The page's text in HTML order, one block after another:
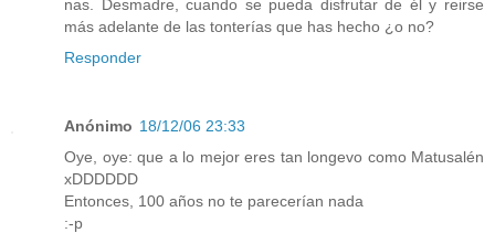
nas. Desmadre, cuando se pueda disfrutar de él y reirse
más adelante de las tonterías que has hecho ¿o no?
Responder
Anónimo 18/12/06 23:33
Oye, oye: que a lo mejor eres tan longevo como Matusalén
xDDDDDD
Entonces, 100 años no te parecerían nada
:-p